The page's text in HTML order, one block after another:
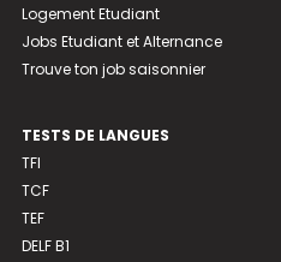
Logement Etudiant
Jobs Etudiant et Alternance
Trouve ton job saisonnier
TESTS DE LANGUES
TFI
TCF
TEF
DELF B1